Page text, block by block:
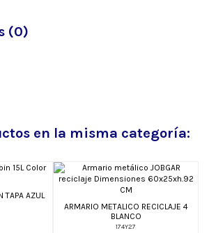
(0)
en la misma categoría:
TAPA AZUL
ARMARIO METALICO RECICLAJE 4
BLANCO
174Y27